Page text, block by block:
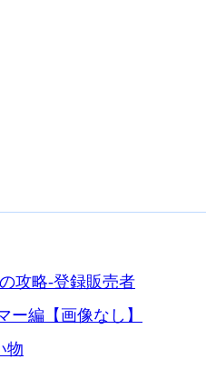
攻略‐登録販売者
ー編【画像なし】
物